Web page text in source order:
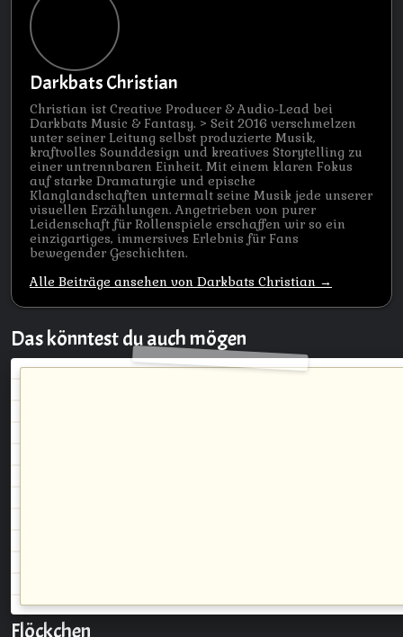
Darkbats Christian
Christian ist Creative Producer & Audio-Lead bei
Darkbats Music & Fantasy. > Seit 2016 verschmelzen
unter seiner Leitung selbst produzierte Musik,
kraftvolles Sounddesign und kreatives Storytelling zu
einer untrennbaren Einheit. Mit einem klaren Fokus
auf starke Dramaturgie und epische
Klanglandschaften untermalt seine Musik jede unserer
visuellen Erzählungen. Angetrieben von purer
Leidenschaft für Rollenspiele erschaffen wir so ein
einzigartiges, immersives Erlebnis für Fans
bewegender Geschichten.
Alle Beiträge ansehen von Darkbats Christian →
Das könntest du auch mögen
Flöckchen